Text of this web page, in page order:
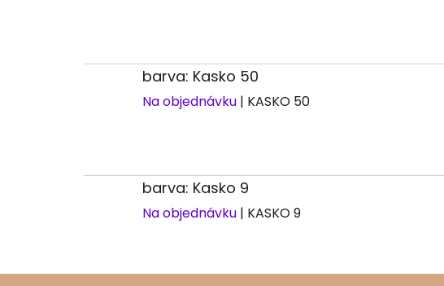
barva: Kasko 50
Na objednávku | KASKO 50
barva: Kasko 9
Na objednávku | KASKO 9